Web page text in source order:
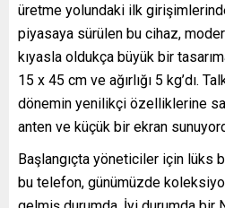
üretme yolundaki ilk
piyasaya sürülen bu cihaz,
kıyasla oldukça büyük bir
15 x 45 cm ve ağırlığı 5 kg’dı.
dönemin yenilikçi özelliklerine
anten ve küçük bir ekran
Başlangıçta yöneticiler için lüks
bu telefon, günümüzde